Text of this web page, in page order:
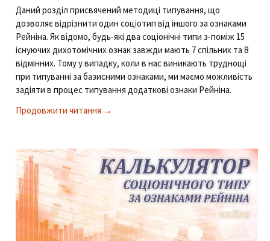
Даний розділ присвячений методиці типування, що
дозволяє відрізнити один соціотип від іншого за ознаками
Рейніна. Як відомо, будь-які два соціонічні типи з-поміж 15
існуючих дихотомічних ознак завжди мають 7 спільних та 8
відмінних. Тому у випадку, коли в нас виникають труднощі
при типуванні за базисними ознаками, ми маємо можливість
задіяти в процес типування додаткові ознаки Рейніна.
Продовжити читання →